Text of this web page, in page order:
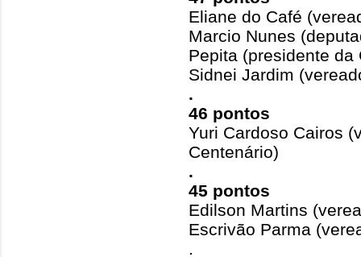
Eliane do Café
Marcio Nunes
Pepita (presidente da
Sidnei Jardim
.
46 pontos
Yuri Cardoso Cairos
Centenário)
.
45 pontos
Edilson Martins
Escrivão Parma